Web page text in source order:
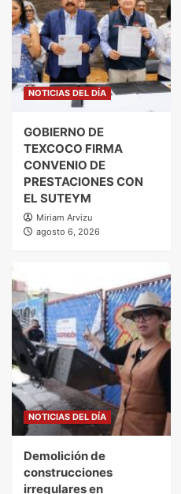
NOTICIAS DEL DÍA
GOBIERNO DE
TEXCOCO FIRMA
CONVENIO DE
PRESTACIONES CON
EL SUTEYM
Miriam Arvizu
agosto 6, 2026
NOTICIAS DEL DÍA
Demolición de
construcciones
irregulares en